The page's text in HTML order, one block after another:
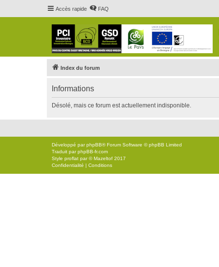
Accès rapide FAQ
Index du forum
Informations
Désolé, mais ce forum est actuellement indisponible.
Développé parphpBB® Forum Software © phpBB Limited
Traduit parphpBB-fr.com
Style proflat par ©Mazeltof 2017
Confidentialité | Conditions